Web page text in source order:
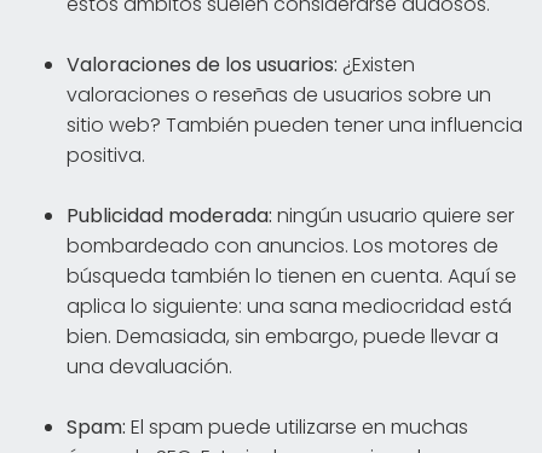
Valoraciones de los usuarios: ¿Existen
valoraciones o reseñas de usuarios sobre un
sitio web? También pueden tener una influencia
positiva.
Publicidad moderada: ningún usuario quiere ser
bombardeado con anuncios. Los motores de
búsqueda también lo tienen en cuenta. Aquí se
aplica lo siguiente: una sana mediocridad está
bien. Demasiada, sin embargo, puede llevar a
una devaluación.
Spam: El spam puede utilizarse en muchas